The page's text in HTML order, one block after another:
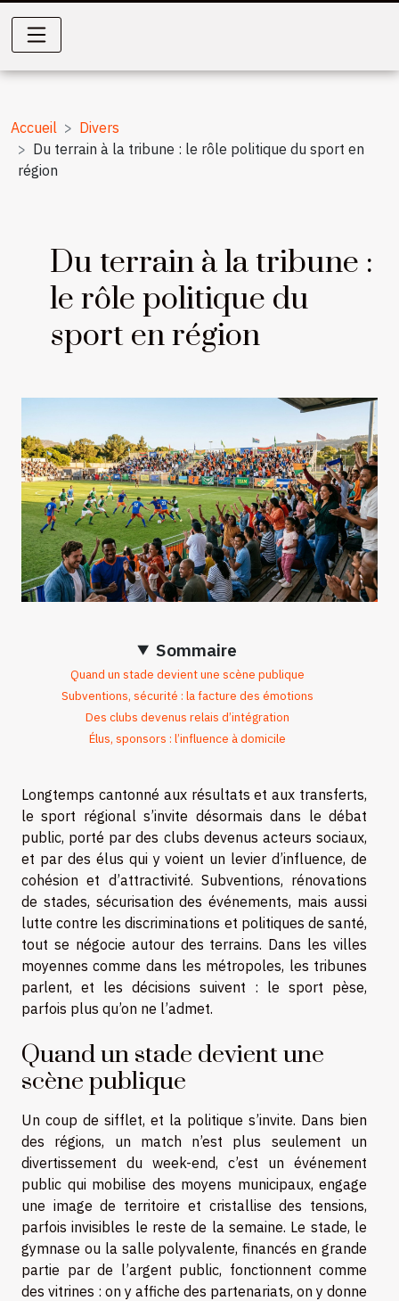
Accueil
Divers
Du terrain à la tribune : le rôle politique du sport en
région
Du terrain à la tribune :
le rôle politique du
sport en région
Sommaire
Quand un stade devient une scène publique
Subventions, sécurité : la facture des émotions
Des clubs devenus relais d’intégration
Élus, sponsors : l’influence à domicile
Longtemps cantonné aux résultats et aux transferts,
le sport régional s’invite désormais dans le débat
public, porté par des clubs devenus acteurs sociaux,
et par des élus qui y voient un levier d’influence, de
cohésion et d’attractivité. Subventions, rénovations
de stades, sécurisation des événements, mais aussi
lutte contre les discriminations et politiques de santé,
tout se négocie autour des terrains. Dans les villes
moyennes comme dans les métropoles, les tribunes
parlent, et les décisions suivent : le sport pèse,
parfois plus qu’on ne l’admet.
Quand un stade devient une
scène publique
Un coup de sifflet, et la politique s’invite. Dans bien
des régions, un match n’est plus seulement un
divertissement du week-end, c’est un événement
public qui mobilise des moyens municipaux, engage
une image de territoire et cristallise des tensions,
parfois invisibles le reste de la semaine. Le stade, le
gymnase ou la salle polyvalente, financés en grande
partie par de l’argent public, fonctionnent comme
des vitrines : on y affiche des partenariats, on y donne